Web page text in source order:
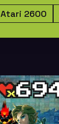
Atari 2600